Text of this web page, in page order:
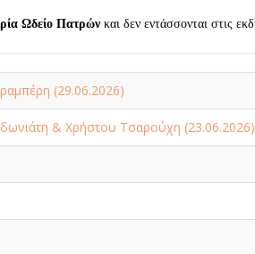
Ωδείο Πατρών και δεν εντάσσονται στις
(29.06.2026)
& Χρήστου Τσαρούχη (23.06.2026)